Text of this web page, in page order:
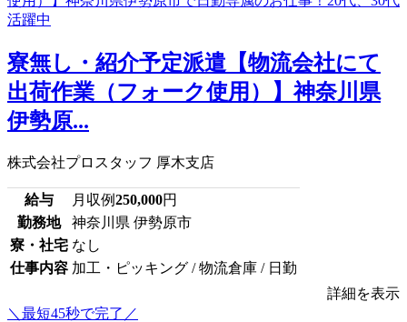
寮無し・紹介予定派遣【物流会社にて
出荷作業（フォーク使用）】神奈川県
伊勢原...
株式会社プロスタッフ 厚木支店
給与 月収例250,000円
勤務地
神奈川県 伊勢原市
寮・社宅 なし
仕事内容 加工・ピッキング / 物流倉庫 / 日勤
詳細を表示
＼最短45秒で完了／